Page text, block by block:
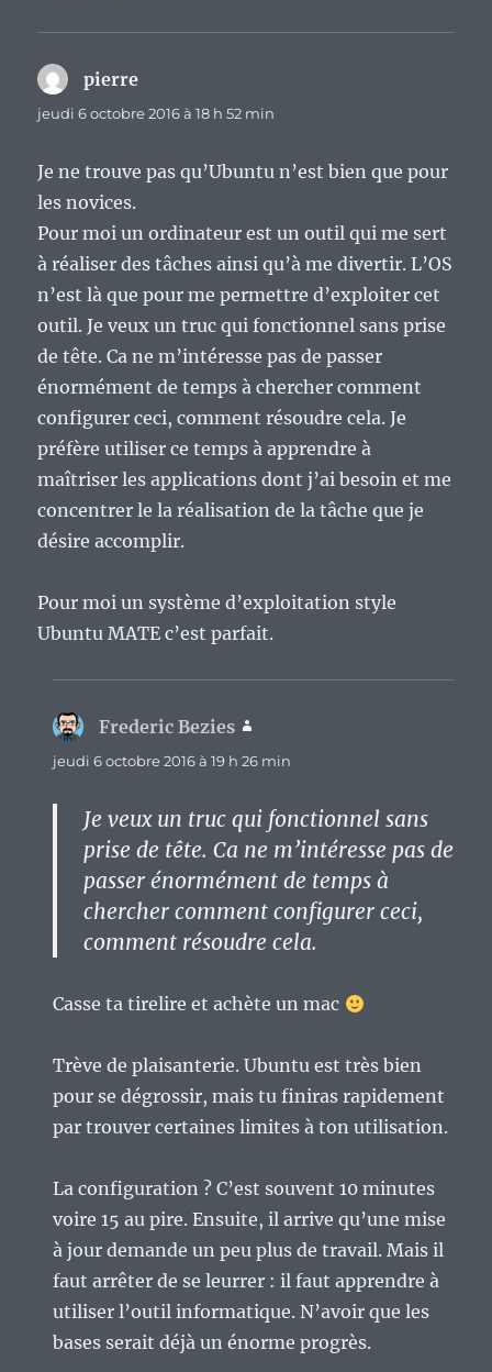
pierre
jeudi 6 octobre 2016 à 18 h 52 min
Je ne trouve pas qu’Ubuntu n’est bien que pour
les novices.
Pour moi un ordinateur est un outil qui me sert
à réaliser des tâches ainsi qu’à me divertir. L’OS
n’est là que pour me permettre d’exploiter cet
outil. Je veux un truc qui fonctionnel sans prise
de tête. Ca ne m’intéresse pas de passer
énormément de temps à chercher comment
configurer ceci, comment résoudre cela. Je
préfère utiliser ce temps à apprendre à
maîtriser les applications dont j’ai besoin et me
concentrer le la réalisation de la tâche que je
désire accomplir.
Pour moi un système d’exploitation style
Ubuntu MATE c’est parfait.
Frederic Bezies
jeudi 6 octobre 2016 à 19 h 26 min
Je veux un truc qui fonctionnel sans
prise de tête. Ca ne m’intéresse pas de
passer énormément de temps à
chercher comment configurer ceci,
comment résoudre cela.
Casse ta tirelire et achète un mac
Trève de plaisanterie. Ubuntu est très bien
pour se dégrossir, mais tu finiras rapidement
par trouver certaines limites à ton utilisation.
La configuration ? C’est souvent 10 minutes
voire 15 au pire. Ensuite, il arrive qu’une mise
à jour demande un peu plus de travail. Mais il
faut arrêter de se leurrer : il faut apprendre à
utiliser l’outil informatique. N’avoir que les
bases serait déjà un énorme progrès.